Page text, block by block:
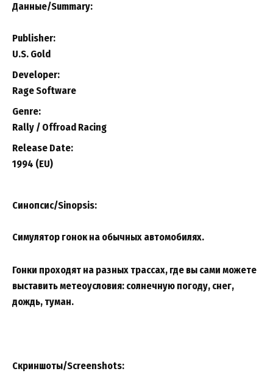
Данные/Summary:
Publisher:
U.S. Gold
Developer:
Rage Software
Genre:
Rally / Offroad Racing
Release Date:
1994 (EU)
Синопсис/Sinopsis:
Симулятор гонок на обычных автомобилях.
Гонки проходят на разных трассах, где вы сами можете
выставить метеоусловия: солнечную погоду, снег,
дождь, туман.
Скриншоты/Screenshots: